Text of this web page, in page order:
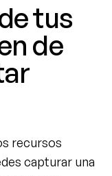
tus
de
recursos
capturar una